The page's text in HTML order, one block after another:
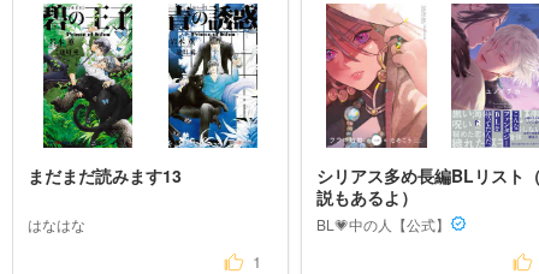
まだまだ読みます13
はなはな
1
シリアス多め長編BLリスト
説もあるよ）
BL💗中の人【公式】